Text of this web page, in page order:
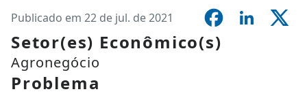
Publicado em 22 de jul. de 2021
Setor(es) Econômico(s)
Agronegócio
Problema